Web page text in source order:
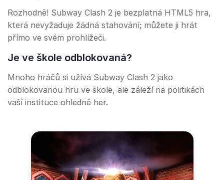
Rozhodně! Subway Clash 2 je bezplatná HTML5 hra,
která nevyžaduje žádná stahování; můžete ji hrát
přímo ve svém prohlížeči.
Je ve škole odblokovaná?
Mnoho hráčů si užívá Subway Clash 2 jako
odblokovanou hru ve škole, ale záleží na politikách
vaší instituce ohledně her.